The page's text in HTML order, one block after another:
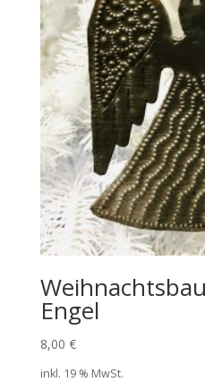
Engel
8,00 €
inkl. 19 % MwSt.